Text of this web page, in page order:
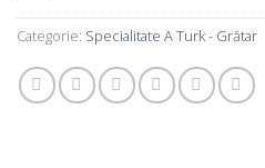
Categorie: Specialitate A Turk - Grătar